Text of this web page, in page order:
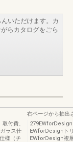
いただけます。カ
らカタログをごら
付費、
ラス仕
様（チ
右ページから抽出
EWforDesignト
EWforDesign複